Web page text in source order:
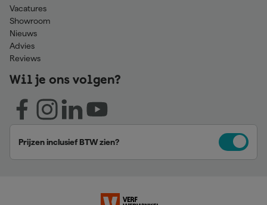
Vacatures
Showroom
Nieuws
Advies
Reviews
Wil je ons volgen?
Prijzen inclusief BTW zien?